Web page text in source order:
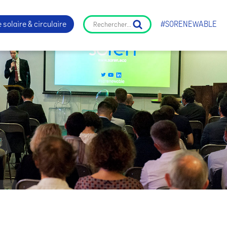
solaire & circulaire #SORENEWABLE